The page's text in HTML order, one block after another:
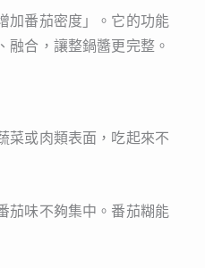
加番茄密度」。它的功能
融合，讓整鍋醬更完整。
菜或肉類表面，吃起來不
茄味不夠集中。番茄糊能